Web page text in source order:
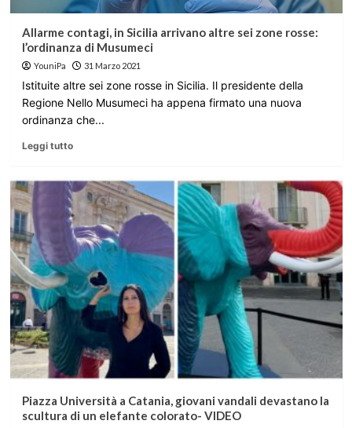
Allarme contagi, in Sicilia arrivano altre sei zone rosse:
l’ordinanza di Musumeci
YouniPa 31 Marzo 2021
Istituite altre sei zone rosse in Sicilia. Il presidente della
Regione Nello Musumeci ha appena firmato una nuova
ordinanza che...
Leggi tutto
Piazza Università a Catania, giovani vandali devastano la
scultura di un elefante colorato- VIDEO